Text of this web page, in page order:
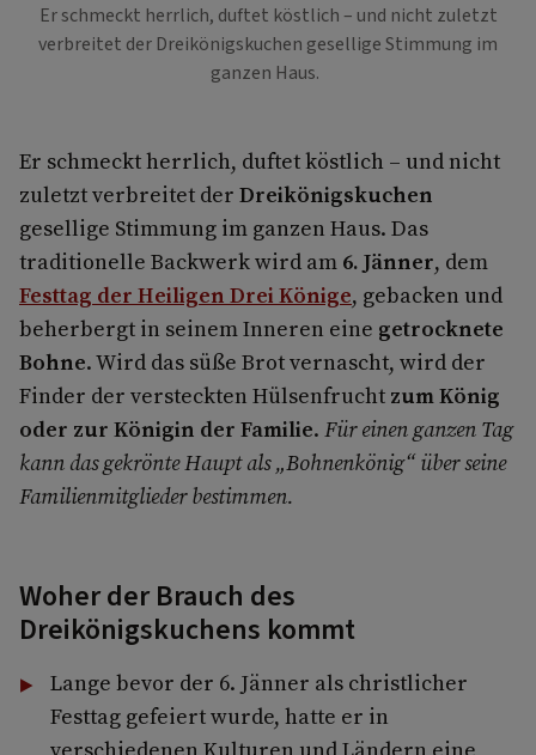
Er schmeckt herrlich, duftet köstlich – und nicht zuletzt
verbreitet der Dreikönigskuchen gesellige Stimmung im
ganzen Haus.
Er schmeckt herrlich, duftet köstlich – und nicht
zuletzt verbreitet der Dreikönigskuchen
gesellige Stimmung im ganzen Haus. Das
traditionelle Backwerk wird am 6. Jänner, dem
Festtag der Heiligen Drei Könige, gebacken und
beherbergt in seinem Inneren eine getrocknete
Bohne. Wird das süße Brot vernascht, wird der
Finder der versteckten Hülsenfrucht zum König
oder zur Königin der Familie. Für einen ganzen Tag
kann das gekrönte Haupt als „Bohnenkönig“ über seine
Familienmitglieder bestimmen.
Woher der Brauch des
Dreikönigskuchens kommt
Lange bevor der 6. Jänner als christlicher
Festtag gefeiert wurde, hatte er in